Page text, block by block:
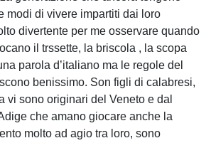
modi di vivere impartiti dai loro
divertente per me osservare quando
il trssette, la briscola , la scopa
parola d’italiano ma le regole del
benissimo. Son figli di calabresi,
vi sono originari del Veneto e dal
che amano giocare anche la
molto ad agio tra loro, sono